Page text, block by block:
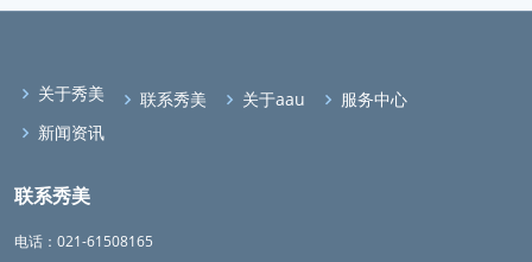
关于秀美 联系秀美 关于aau
服务中心
新闻资讯
联系秀美
电话：021-61508165